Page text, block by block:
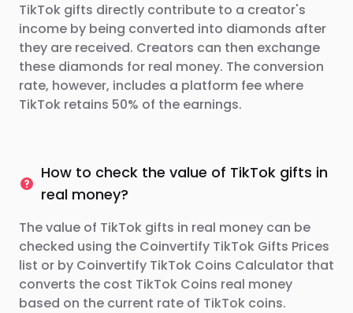
TikTok gifts directly contribute to a creator's
income by being converted into diamonds after
they are received. Creators can then exchange
these diamonds for real money. The conversion
rate, however, includes a platform fee where
TikTok retains 50% of the earnings.
How to check the value of TikTok gifts in
real money?
The value of TikTok gifts in real money can be
checked using the Coinvertify TikTok Gifts Prices
list or by Coinvertify TikTok Coins Calculator that
converts the cost TikTok Coins real money
based on the current rate of TikTok coins.